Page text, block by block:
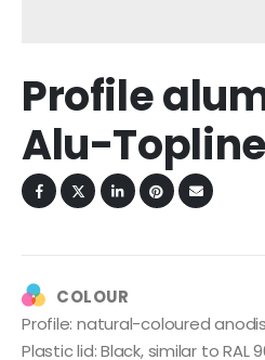
Profile
Alu-Topline
COLOUR
Profile: natural-coloured
Plastic lid: Black, similar to RAL